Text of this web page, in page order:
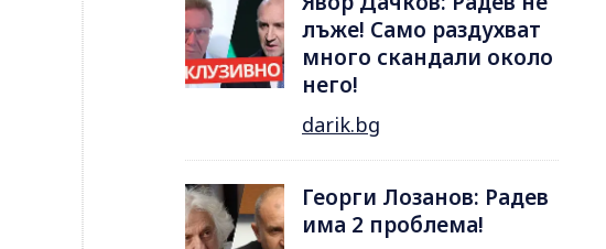
лъже! Само раздухват
много скандали около
него!
darik.bg
Георги Лозанов: Радев
има 2 проблема!